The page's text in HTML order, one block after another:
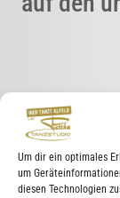
Um dir ein optimales
um
diesen Technologien